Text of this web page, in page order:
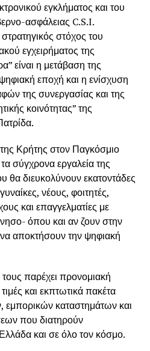
εγκλήματος και του
ασφάλειας C.S.I.
στρατηγικός στόχος του
εγχειρήματος της
είναι η μετάβαση της
εποχή και η ενίσχυση
της συνεργασίας και της
κοινότητας” της
Κρήτης στον Παγκόσμιο
σύγχρονα εργαλεία της
διευκολύνουν εκατοντάδες
νέους, φοιτητές,
και επαγγελματίες με
όπου και αν ζουν στην
αποκτήσουν την ψηφιακή
παρέχει προνομιακή
και εκπτωτικά πακέτα
εμπορικών καταστημάτων και
που διατηρούν
και σε όλο τον κόσμο.